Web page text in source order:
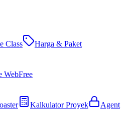
Class Harga & Paket
WebFree
Kalkulator Proyek
Agent